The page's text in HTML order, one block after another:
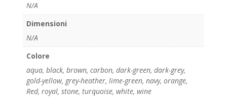
N/A
Dimensioni
N/A
Colore
aqua, black, brown, carbon, dark-green, dark-grey,
gold-yellow, grey-heather, lime-green, navy, orange,
Red, royal, stone, turquoise, white, wine